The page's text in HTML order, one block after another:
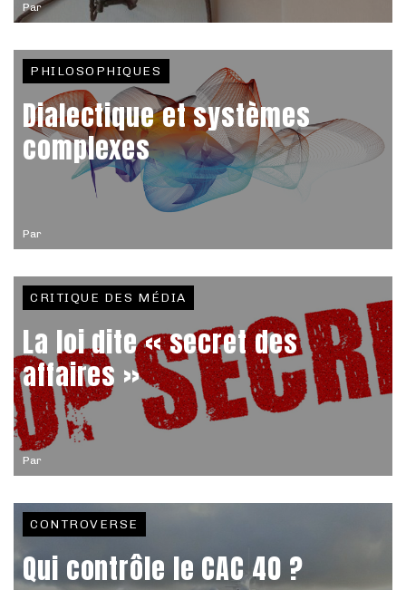
Par
Par
PHILOSOPHIQUES
Dialectique et systèmes
complexes
Par
CRITIQUE DES MÉDIA
La loi dite « secret des
affaires »
CONTROVERSE
Qui contrôle le CAC 40 ?